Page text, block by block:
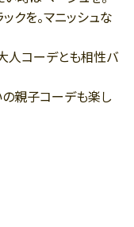
クを。マニッシュな
人コーデとも相性バ
親子コーデも楽し